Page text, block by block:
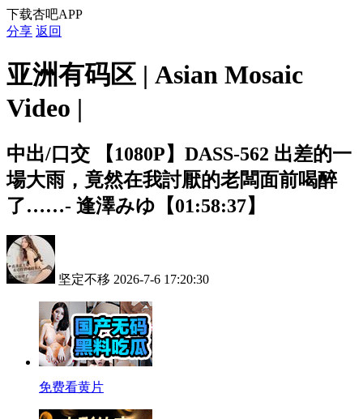
下载杏吧APP
分享 返回
亚洲有码区 | Asian Mosaic
Video |
中出/口交
【1080P】DASS-562 出差的一
場大雨，竟然在我討厭的老闆面前喝醉
了……- 逢澤みゆ【01:58:37】
坚定不移 2026-7-6 17:20:30
免费看黄片